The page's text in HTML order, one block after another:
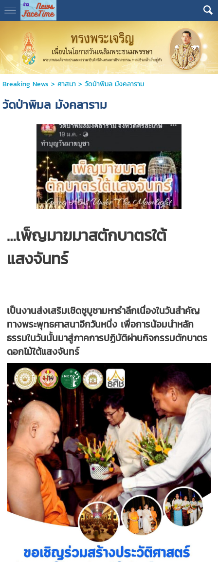
Breaking News > ศาสนา> วัดป่าพิมล มังคลาราม
วัดป่าพิมล มังคลาราม
…เพ็ญมาฆมาสตักบาตรใต้
แสงจันทร์
เป็นงานส่งเสริมเชิดชูบูชามหารำลึกเนื่องในวันสำคัญ
ทางพระพุทธศาสนาอีกวันหนึ่ง เพื่อการน้อมนำหลัก
ธรรมในวันนั้นมาสู่ภาคการปฏิบัติผ่านกิจกรรมตักบาตร
ดอกไม้ใต้แสงจันทร์